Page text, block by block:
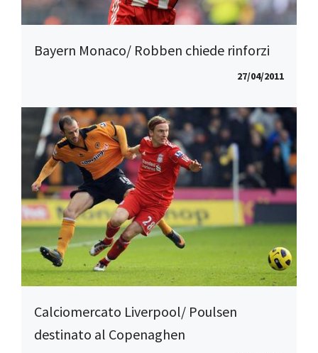
Bayern Monaco/ Robben chiede rinforzi
27/04/2011
Calciomercato Liverpool/ Poulsen
destinato al Copenaghen